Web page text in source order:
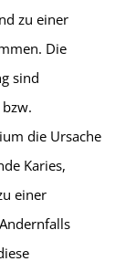
zu einer
Die
sind
die Ursache
Karies,
einer